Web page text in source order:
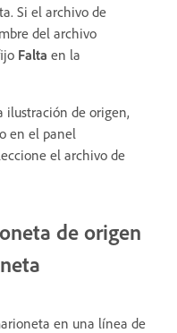
Si el archivo de
del archivo
Falta en la
ilustración de origen,
en el panel
el archivo de
de origen
en una línea de